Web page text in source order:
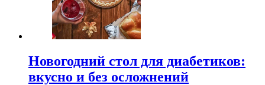
Новогодний стол для диабетиков:
вкусно и без осложнений